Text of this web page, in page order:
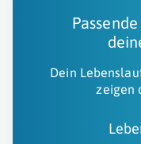
Dein
zeigen